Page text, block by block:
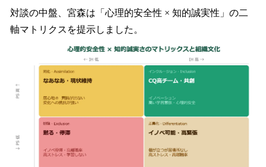
対談の中盤、宮森は「心理的安全性 × 知的誠実性」の二
軸マトリクスを提示しました。